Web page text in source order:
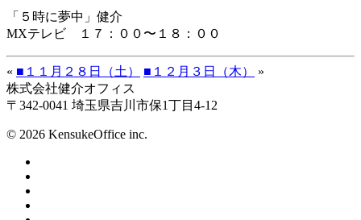
「５時に夢中」健介
MXテレビ １７：００〜１８：００
« ■１１月２８日（土） ■１２月３日（木）
»
株式会社健介オフィス
〒342-0041 埼玉県吉川市保1丁目4-12
© 2026 KensukeOffice inc.